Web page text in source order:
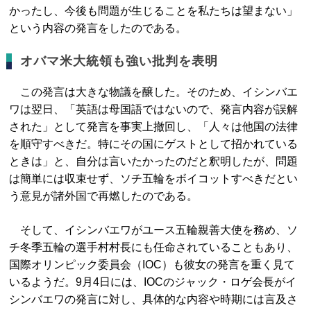
かったし、今後も問題が生じることを私たちは望まない」
という内容の発言をしたのである。
オバマ米大統領も強い批判を表明
この発言は大きな物議を醸した。そのため、イシンバエ
ワは翌日、「英語は母国語ではないので、発言内容が誤解
された」として発言を事実上撤回し、「人々は他国の法律
を順守すべきだ。特にその国にゲストとして招かれている
ときは」と、自分は言いたかったのだと釈明したが、問題
は簡単には収束せず、ソチ五輪をボイコットすべきだとい
う意見が諸外国で再燃したのである。
そして、イシンバエワがユース五輪親善大使を務め、ソ
チ冬季五輪の選手村村長にも任命されていることもあり、
国際オリンピック委員会（IOC）も彼女の発言を重く見て
いるようだ。9月4日には、IOCのジャック・ロゲ会長がイ
シンバエワの発言に対し、具体的な内容や時期には言及さ